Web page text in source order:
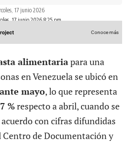
17 junio 2026 8:25 pm
17 junio 2026
Conoce más
alimentariapara una
en Venezuela se ubicó en
mayo, lo que representa
%respecto a abril, cuando se
con cifras difundidas
Centro de Documentación y